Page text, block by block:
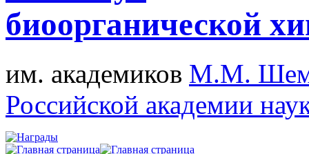
биоорганической
им. академиков М.М.
Российской академии